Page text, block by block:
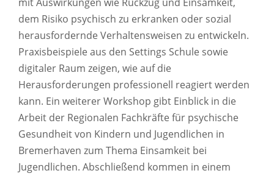
dem Risiko psychisch zu erkranken oder sozial
herausfordernde Verhaltensweisen zu entwickeln.
Praxisbeispiele aus den Settings Schule sowie
digitaler Raum zeigen, wie auf die
Herausforderungen professionell reagiert werden
kann. Ein weiterer Workshop gibt Einblick in die
Arbeit der Regionalen Fachkräfte für psychische
Gesundheit von Kindern und Jugendlichen in
Bremerhaven zum Thema Einsamkeit bei
Jugendlichen. Abschließend kommen in einem